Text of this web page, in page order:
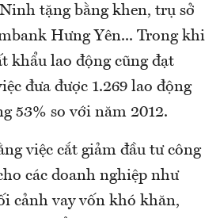
tặng bằng khen, trụ sở
Hưng Yên... Trong khi
khẩu lao động cũng đạt
đưa được 1.269 lao động
53% so với năm 2012.
việc cắt giảm đầu tư công
các doanh nghiệp như
cảnh vay vốn khó khăn,